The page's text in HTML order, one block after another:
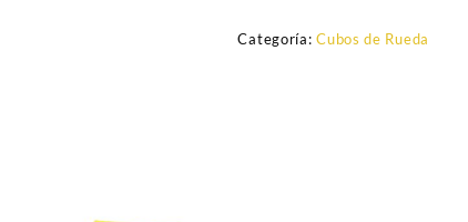
Categoría:Cubos de Rueda